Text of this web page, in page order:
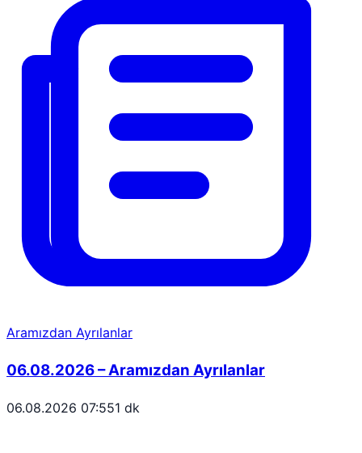
Aramızdan Ayrılanlar
06.08.2026 – Aramızdan Ayrılanlar
06.08.2026 07:551 dk